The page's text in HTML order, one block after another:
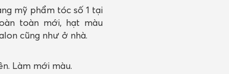
mỹ phẩm tóc số 1 tại
toàn mới, hạt màu
cũng như ở nhà.
Làm mới màu.